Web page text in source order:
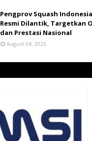
Pengprov Squash
Resmi Dilantik, Targetkan
dan Prestasi Nasional
August 04, 2026